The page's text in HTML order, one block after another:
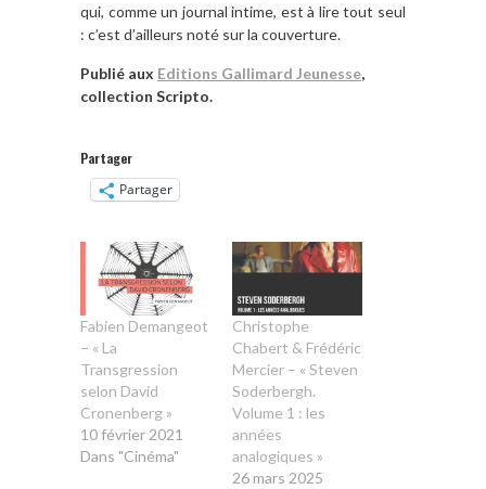
qui, comme un journal intime, est à lire tout seul
: c’est d’ailleurs noté sur la couverture.
Publié aux Editions Gallimard Jeunesse,
collection Scripto.
Partager
Partager
Fabien Demangeot
– « La
Transgression
selon David
Cronenberg »
10 février 2021
Dans "Cinéma"
Christophe
Chabert & Frédéric
Mercier – « Steven
Soderbergh.
Volume 1 : les
années
analogiques »
26 mars 2025